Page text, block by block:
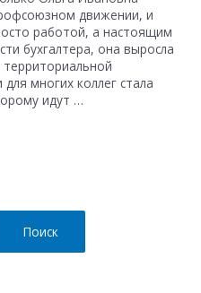
движении, и
работой, а настоящим
бухгалтера, она выросла
территориальной
многих коллег стала
идут …
Поиск